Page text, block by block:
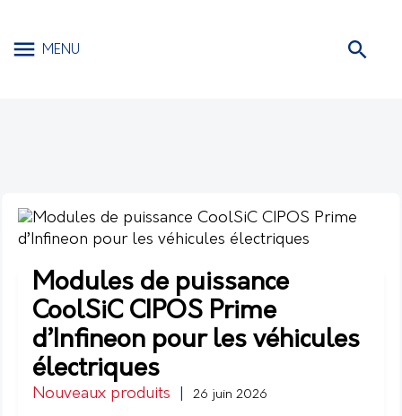
MENU
Modules de puissance
CoolSiC CIPOS Prime
d’Infineon pour les véhicules
électriques
Nouveaux produits 26 juin 2026